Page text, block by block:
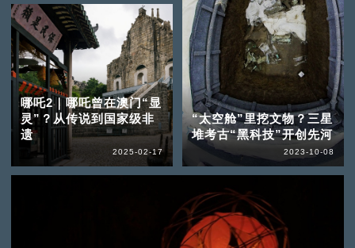
哪吒2｜哪吒曾在澳门“显
灵”？从传说到国家级非
遗
2025-02-17
“太空舱”里挖文物？三星
堆考古“黑科技”开创先河
2023-10-08